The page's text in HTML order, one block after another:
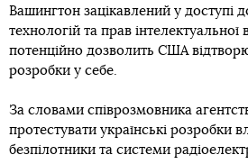
Вашингтон зацікавлений у доступі
технологій та прав інтелектуальної
потенційно дозволить США
розробки у себе.
За словами співрозмовника
протестувати українські розробки
безпілотники та системи